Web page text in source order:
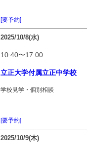
[要予約]
2025/10/8(水)
10:40〜17:00
立正大学付属立正中学校
学校見学・個別相談
[要予約]
2025/10/9(木)